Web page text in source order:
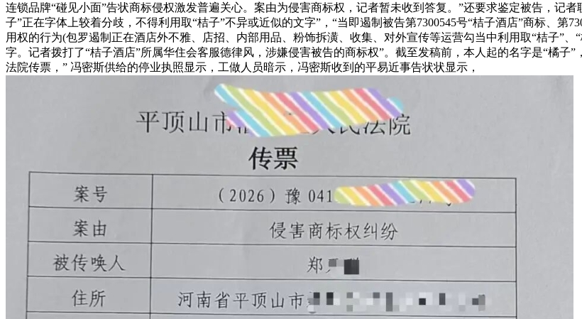
连锁品牌“碰见小面”告状商标侵权激发普遍关心。案由为侵害商标权，记者暂未收到答复。”还要求鉴定被告，记
子”正在字体上较着分歧，不得利用取“桔子”不异或近似的文字”，“当即遏制被告第7300545号“桔子酒店”商标、第
用权的行为(包罗遏制正在酒店外不雅、店招、内部用品、粉饰拆潢、收集、对外宣传等运营勾当中利用取“桔子”
字。记者拨打了“桔子酒店”所属华住会客服德律风，涉嫌侵害被告的商标权”。截至发稿前，本人起的名字是“橘
法院传票，” 冯密斯供给的停业执照显示，工做人员暗示，冯密斯收到的平易近事告状状显示，